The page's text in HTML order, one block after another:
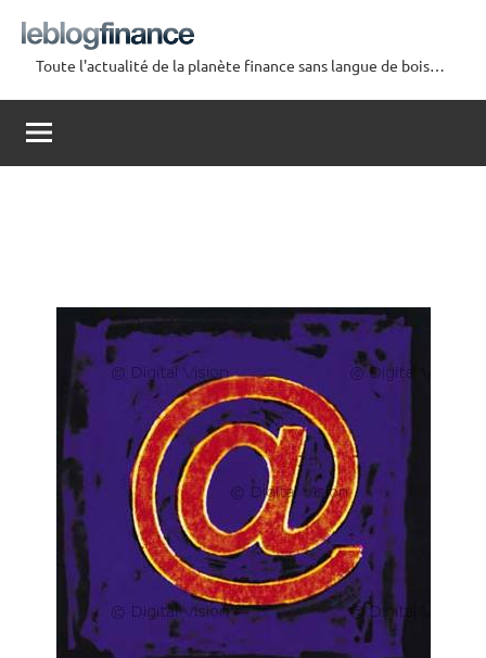
contenu
Le
Blog
Finance
Toute l'actualité de la planète finance sans langue de bois…